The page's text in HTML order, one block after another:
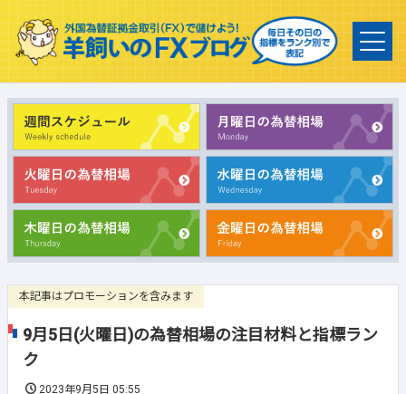
本記事はプロモーションを含みます
9月5日(火曜日)の為替相場の注目材料と指標ラン
ク
2023年9月5日 05:55